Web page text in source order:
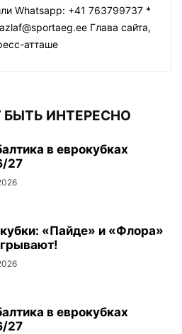
Whatsapp: +41 763799737 *
Глава сайта,
атташе
ИНТЕРЕСНО
в еврокубках
27
«Пайде» и «Флора»
в еврокубках
27